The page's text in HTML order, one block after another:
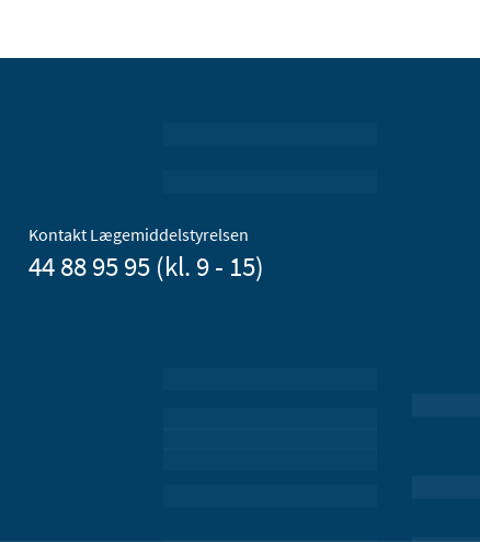
Kontakt Lægemiddelstyrelsen
44 88 95 95 (kl. 9 - 15)